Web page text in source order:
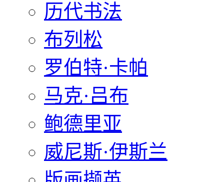
历代书法
布列松
罗伯特·卡帕
马克·吕布
鲍德里亚
威尼斯·伊斯兰